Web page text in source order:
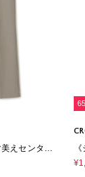
えセンター
プ